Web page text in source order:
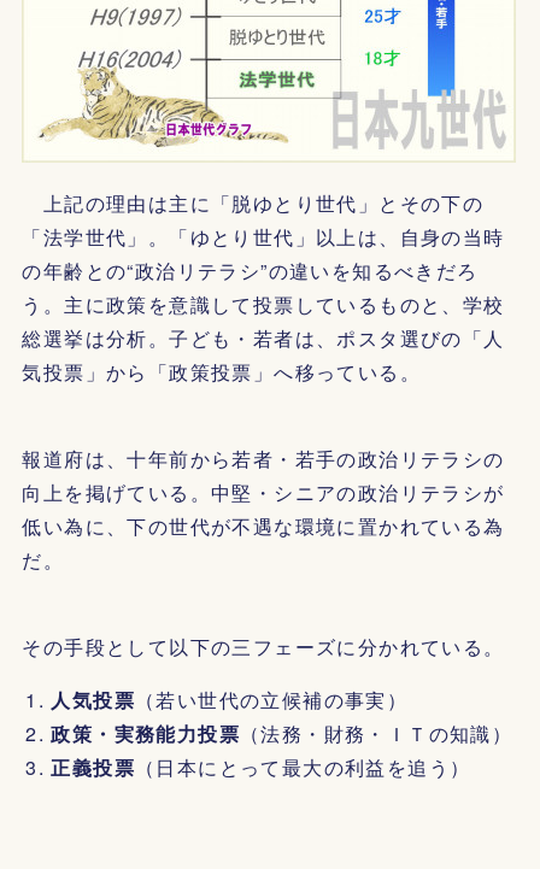
上記の理由は主に「脱ゆとり世代」とその下の
「法学世代」。「ゆとり世代」以上は、自身の当時
の年齢との“政治リテラシ”の違いを知るべきだろ
う。主に政策を意識して投票しているものと、学校
総選挙は分析。子ども・若者は、ポスタ選びの「人
気投票」から「政策投票」へ移っている。
報道府は、十年前から若者・若手の政治リテラシの
向上を掲げている。中堅・シニアの政治リテラシが
低い為に、下の世代が不遇な環境に置かれている為
だ。
その手段として以下の三フェーズに分かれている。
人気投票 （若い世代の立候補の事実）
政策・実務能力投票 （法務・財務・ＩＴの知識）
正義投票 （日本にとって最大の利益を追う）